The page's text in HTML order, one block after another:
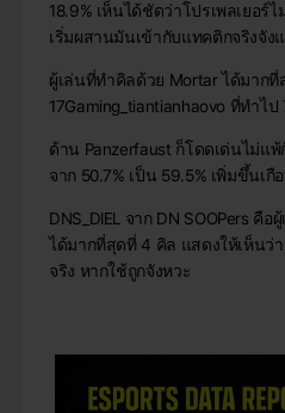
18.9% เห็นได้ชัดว่าโปรเพลเยอร์
เริ่มผสานมันเข้ากับแทคติกจริงจัง
ผู้เล่นที่ทำคิลด้วย Mortar ได้มากที่
17Gaming_tiantianhaovo ที่ทำไป
ด้าน Panzerfaust ก็โดดเด่นไม่แ
จาก 50.7% เป็น 59.5% เพิ่มขึ้นเกื
DNS_DIEL จาก DN SOOPers คื
ได้มากที่สุดที่ 4 คิล แสดงให้เห็นว่
จริง หากใช้ถูกจังหวะ